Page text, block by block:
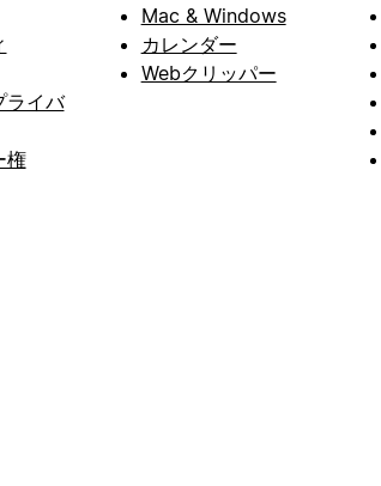
ライバ
権
Mac & Windows
カレンダー
Webクリッパー